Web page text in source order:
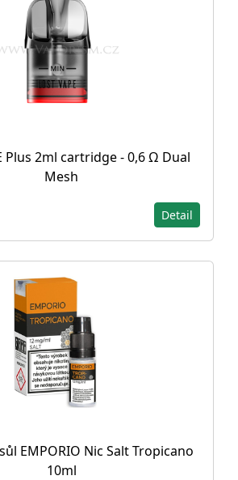
Plus 2ml cartridge - 0,6 Ω Dual
Mesh
Detail
EMPORIO Nic Salt Tropicano
10ml